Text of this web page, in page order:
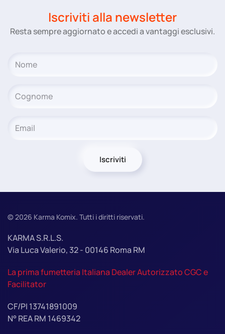
Iscriviti alla newsletter
Resta sempre aggiornato e accedi a vantaggi esclusivi.
Iscriviti
©2026 Karma Komix. Tutti i diritti riservati.
KARMA S.R.L.S.
Via Luca Valerio, 32 - 00146 Roma RM
La prima fumetteria Italiana Dealer Autorizzato CGC e
Facilitator
CF/PI 13741891009
N° REA RM 1469342